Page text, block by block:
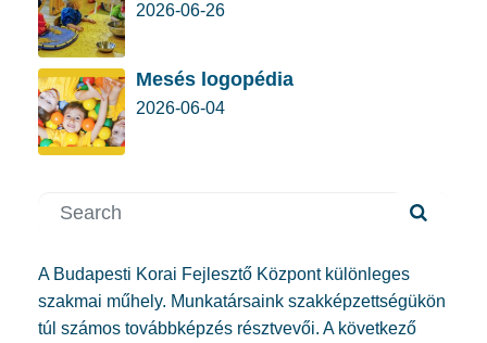
2026-06-26
Mesés logopédia
2026-06-04
A Budapesti Korai Fejlesztő Központ különleges
szakmai műhely. Munkatársaink szakképzettségükön
túl számos továbbképzés résztvevői. A következő